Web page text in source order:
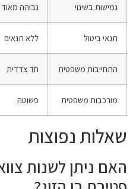
גמישות בשינוי גבוהה מאוד
תנאי ביטול ללא תנאים
התחייבות משפטית חד צדדית
מורכבות משפטית פשוטה
שאלות נפוצות
האם ניתן לשנות